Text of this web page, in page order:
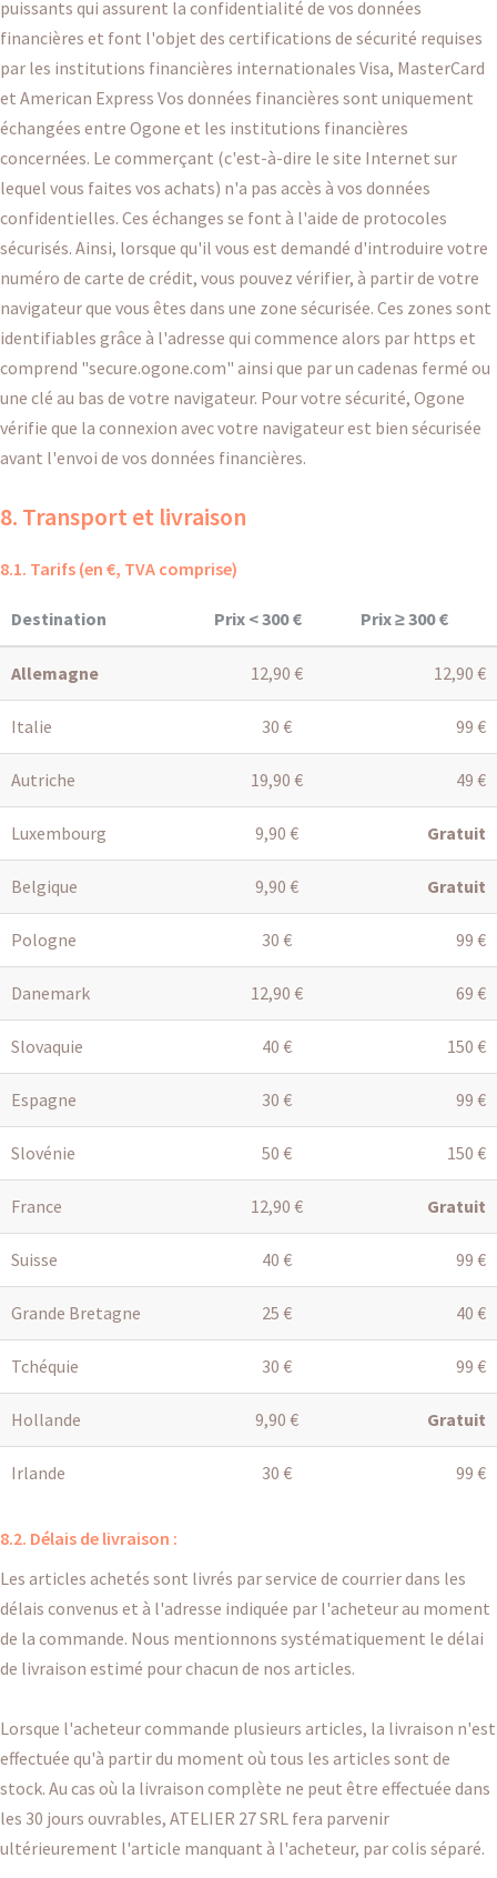
puissants qui assurent la confidentialité de vos données
financières et font l'objet des certifications de sécurité requises
par les institutions financières internationales Visa, MasterCard
et American Express Vos données financières sont uniquement
échangées entre Ogone et les institutions financières
concernées. Le commerçant (c'est-à-dire le site Internet sur
lequel vous faites vos achats) n'a pas accès à vos données
confidentielles. Ces échanges se font à l'aide de protocoles
sécurisés. Ainsi, lorsque qu'il vous est demandé d'introduire votre
numéro de carte de crédit, vous pouvez vérifier, à partir de votre
navigateur que vous êtes dans une zone sécurisée. Ces zones sont
identifiables grâce à l'adresse qui commence alors par https et
comprend "secure.ogone.com" ainsi que par un cadenas fermé ou
une clé au bas de votre navigateur. Pour votre sécurité, Ogone
vérifie que la connexion avec votre navigateur est bien sécurisée
avant l'envoi de vos données financières.
8. Transport et livraison
8.1. Tarifs (en €, TVA comprise)
Destination Prix < 300 € Prix ≥ 300 €
Allemagne 12,90 € 12,90 €
Italie 30 € 99 €
Autriche 19,90 € 49 €
Luxembourg 9,90 € Gratuit
Belgique 9,90 € Gratuit
Pologne 30 € 99 €
Danemark 12,90 € 69 €
Slovaquie 40 € 150 €
Espagne 30 € 99 €
Slovénie 50 € 150 €
France 12,90 € Gratuit
Suisse 40 € 99 €
Grande Bretagne 25 € 40 €
Tchéquie 30 € 99 €
Hollande 9,90 € Gratuit
Irlande 30 € 99 €
8.2. Délais de livraison :
Les articles achetés sont livrés par service de courrier dans les
délais convenus et à l'adresse indiquée par l'acheteur au moment
de la commande. Nous mentionnons systématiquement le délai
de livraison estimé pour chacun de nos articles.
Lorsque l'acheteur commande plusieurs articles, la livraison n'est
effectuée qu'à partir du moment où tous les articles sont de
stock. Au cas où la livraison complète ne peut être effectuée dans
les 30 jours ouvrables, ATELIER 27 SRL fera parvenir
ultérieurement l'article manquant à l'acheteur, par colis séparé.